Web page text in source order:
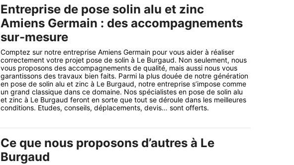
Entreprise de pose solin alu et zinc
Amiens Germain : des accompagnements
sur-mesure
Comptez sur notre entreprise Amiens Germain pour vous aider à réaliser
correctement votre projet pose de solin à Le Burgaud. Non seulement, nous
vous proposons des accompagnements de qualité, mais aussi nous vous
garantissons des travaux bien faits. Parmi la plus douée de notre génération
en pose de solin alu et zinc à Le Burgaud, notre entreprise s’impose comme
un grand classique dans ce domaine. Nos spécialistes en pose de solin alu
et zinc à Le Burgaud feront en sorte que tout se déroule dans les meilleures
conditions. Etudes, conseils, déplacements, devis… sont offerts.
Ce que nous proposons d’autres à Le
Burgaud